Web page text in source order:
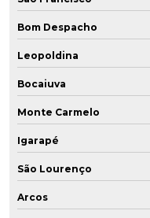
Bom Despacho
Leopoldina
Bocaiuva
Monte Carmelo
Igarapé
São Lourenço
Arcos